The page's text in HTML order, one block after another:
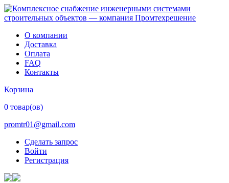
О компании
Доставка
Оплата
FAQ
Контакты
Корзина
0 товар(ов)
promtr01@gmail.com
Сделать запрос
Войти
Регистрация